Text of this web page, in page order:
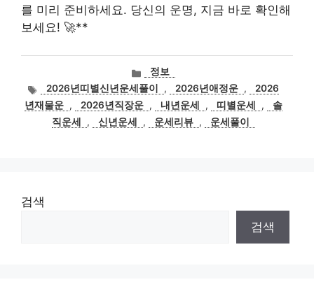
를 미리 준비하세요. 당신의 운명, 지금 바로 확인해
보세요! 🚀**
카
테
고
리
정보
태
그
2026년띠별신년운세풀이 , 2026년애정운 ,
2026
년재물운 , 2026년직장운 , 내년운세 , 띠별운세 ,
솔
직운세
, 신년운세 , 운세리뷰 , 운세풀이
검색
검색